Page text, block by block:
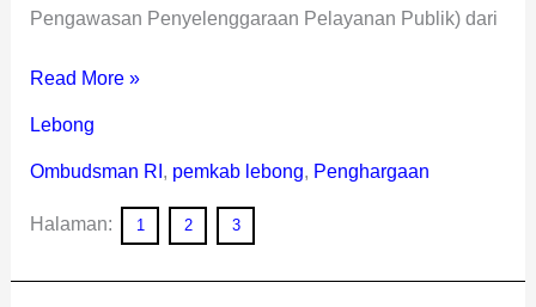
Pengawasan Penyelenggaraan Pelayanan Publik) dari
Read More »
Lebong
Ombudsman RI , pemkab lebong, Penghargaan
Halaman: 1 2 3